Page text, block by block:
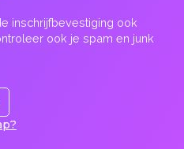
inschrijfbevestiging ook
ook je spam en junk